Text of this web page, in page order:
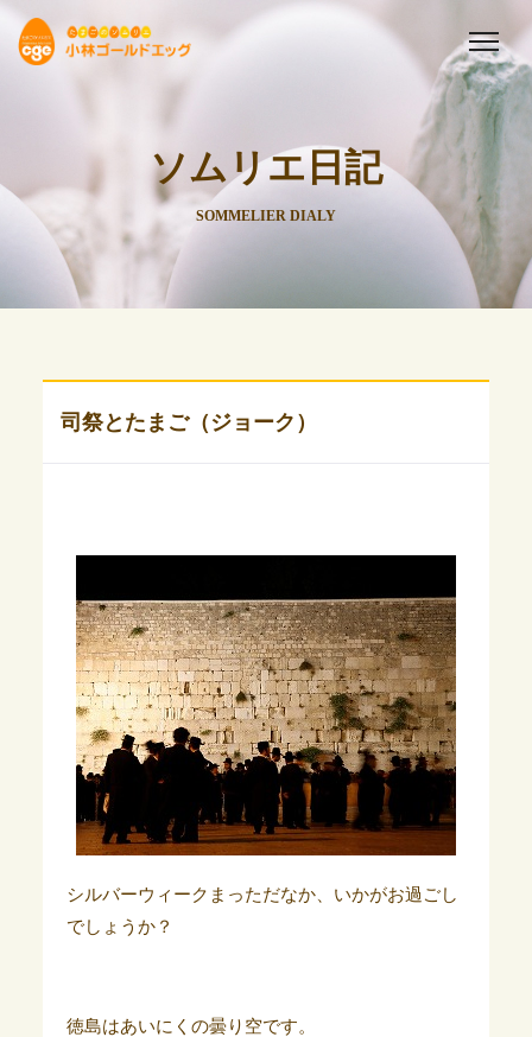
ソムリエ日記
SOMMELIER DIALY
司祭とたまご（ジョーク）
シルバーウィークまっただなか、いかがお過ごし
でしょうか？
徳島はあいにくの曇り空です。